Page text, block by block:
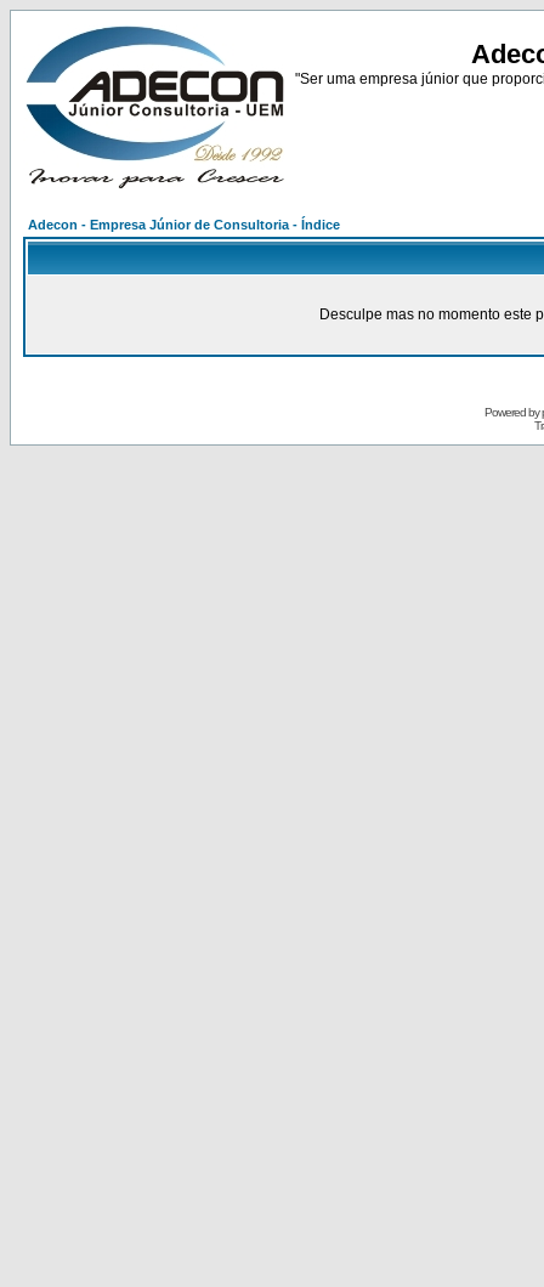
"Ser uma empresa júnior que
Adecon - Empresa Júnior de Consultoria - Índice
Desculpe mas no momento este
Powered by